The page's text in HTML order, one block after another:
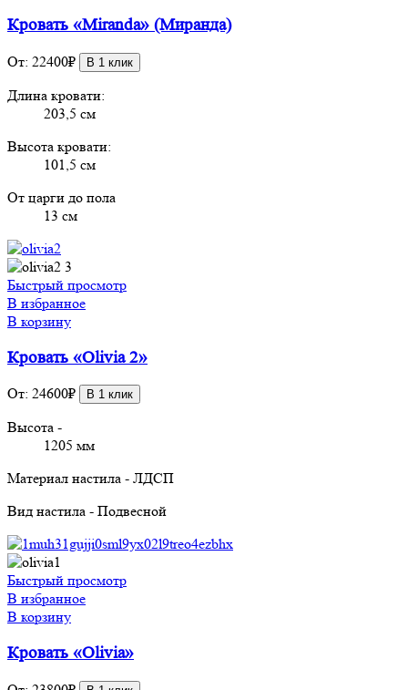
Кровать «Miranda» (Миранда)
От: 22400₽ В 1 клик
Длина кровати:
203,5 см
Высота кровати:
101,5 см
От царги до пола
13 см
Быстрый просмотр
В избранное
В корзину
Кровать «Olivia 2»
От: 24600₽ В 1 клик
Высота -
1205 мм
Материал настила - ЛДСП
Вид настила - Подвесной
Быстрый просмотр
В избранное
В корзину
Кровать «Olivia»